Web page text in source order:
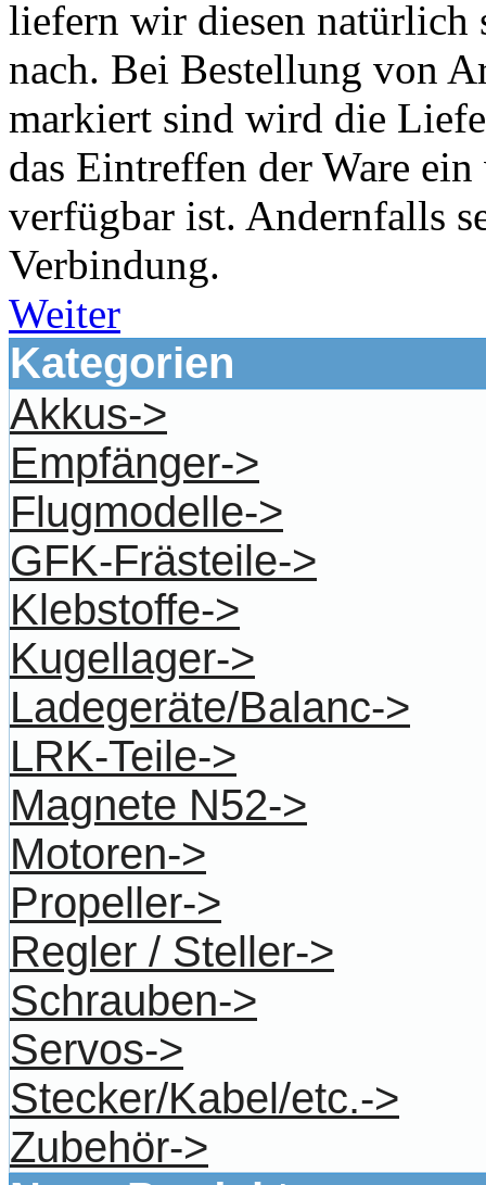
liefern wir diesen natürlich
nach. Bei Bestellung von
markiert sind wird die
das Eintreffen der Ware
verfügbar ist. Andernfalls
Verbindung.
Weiter
Kategorien
Akkus->
Empfänger->
Flugmodelle->
GFK-Frästeile->
Klebstoffe->
Kugellager->
Ladegeräte/Balanc->
LRK-Teile->
Magnete N52->
Motoren->
Propeller->
Regler / Steller->
Schrauben->
Servos->
Stecker/Kabel/etc.->
Zubehör->